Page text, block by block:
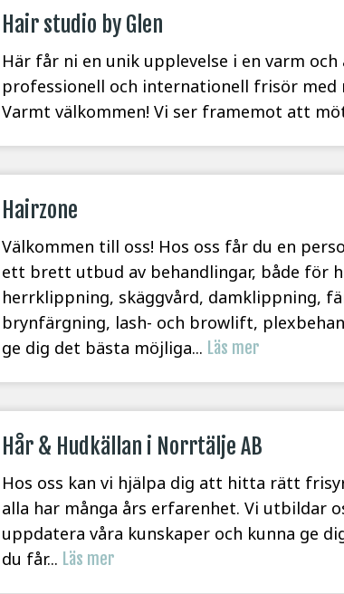
Hair studio by Glen
Här får ni en unik upplevelse i en varm
professionell och internationell frisör med
Varmt välkommen! Vi ser framemot att
Hairzone
Välkommen till oss! Hos oss får du en
ett brett utbud av behandlingar, både för
herrklippning, skäggvård, damklippning,
brynfärgning, lash- och browlift,
ge dig det bästa möjliga... Läs mer
Hår & Hudkällan i Norrtälje AB
Hos oss kan vi hjälpa dig att hitta rätt
alla har många års erfarenhet. Vi utbildar
uppdatera våra kunskaper och kunna ge
du får... Läs mer